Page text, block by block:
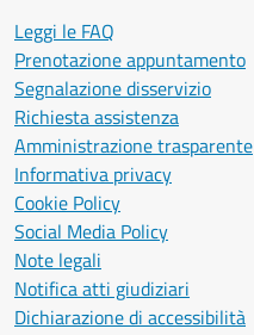
Leggi le FAQ
Prenotazione appuntamento
Segnalazione disservizio
Richiesta assistenza
Amministrazione trasparente
Informativa privacy
Cookie Policy
Social Media Policy
Note legali
Notifica atti giudiziari
Dichiarazione di accessibilità